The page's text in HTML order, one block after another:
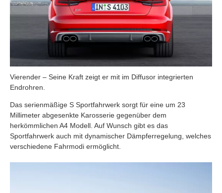
Vierender – Seine Kraft zeigt er mit im Diffusor integrierten
Endrohren.
Das serienmäßige S Sportfahrwerk sorgt für eine um 23
Millimeter abgesenkte Karosserie gegenüber dem
herkömmlichen A4 Modell. Auf Wunsch gibt es das
Sportfahrwerk auch mit dynamischer Dämpferregelung, welches
verschiedene Fahrmodi ermöglicht.